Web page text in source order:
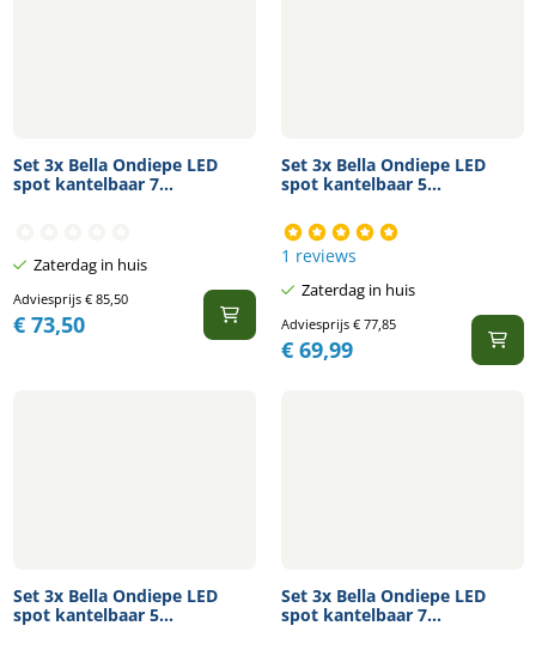
Set 3x Bella Ondiepe LED
spot kantelbaar 7...
Zaterdag in huis
Adviesprijs €85,50
€73,50
Set 3x Bella Ondiepe LED
spot kantelbaar 5...
1 reviews
Zaterdag in huis
Adviesprijs €77,85
€69,99
Set 3x Bella Ondiepe LED
spot kantelbaar 5...
Set 3x Bella Ondiepe LED
spot kantelbaar 7...